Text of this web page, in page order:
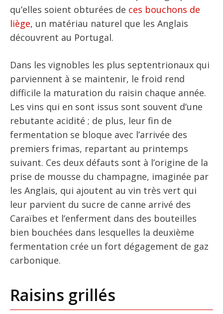
qu’elles soient obturées de ces bouchons de
liège, un matériau naturel que les Anglais
découvrent au Portugal.
Dans les vignobles les plus septentrionaux qui
parviennent à se maintenir, le froid rend
difficile la maturation du raisin chaque année.
Les vins qui en sont issus sont souvent d’une
rebutante acidité ; de plus, leur fin de
fermentation se bloque avec l’arrivée des
premiers frimas, repartant au printemps
suivant. Ces deux défauts sont à l’origine de la
prise de mousse du champagne, imaginée par
les Anglais, qui ajoutent au vin très vert qui
leur parvient du sucre de canne arrivé des
Caraïbes et l’enferment dans des bouteilles
bien bouchées dans lesquelles la deuxième
fermentation crée un fort dégagement de gaz
carbonique.
Raisins grillés